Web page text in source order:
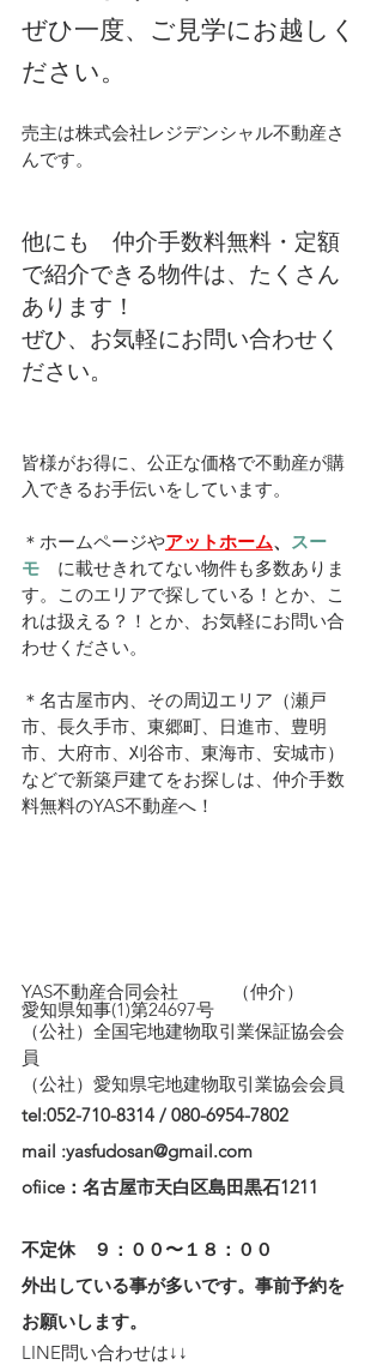
ぜひ一度、ご見学にお越しく
ださい。
売主は株式会社レジデンシャル不動産さ
んです。
他にも　仲介手数料無料・定額
で紹介できる物件は、たくさん
あります！
ぜひ、お気軽にお問い合わせく
ださい。
皆様がお得に、公正な価格で不動産が購
入できるお手伝いをしています。
＊ホームページやアットホーム、
スー
モ に載せきれてない物件も多数ありま
す。このエリアで探している！とか、こ
れは扱える？！とか、お気軽にお問い合
わせください。
＊名古屋市内、その周辺エリア（瀬戸
市、長久手市、東郷町、日進市、豊明
市、大府市、刈谷市、東海市、安城市）
などで新築戸建てをお探しは、仲介手数
料無料のYAS不動産へ！
YAS不動産合同会社　　　（仲介）
愛知県知事(1)第24697号
（公社）全国宅地建物取引業保証協会会
員
（公社）愛知県宅地建物取引業協会会員
tel:052-710-8314 / 080-6954-7802
mail :yasfudosan@gmail.com
ofiice：名古屋市天白区島田黒石1211
不定休　９：００〜１８：００
外出している事が多いです。事前予約を
お願いします。
LINE問い合わせは↓↓